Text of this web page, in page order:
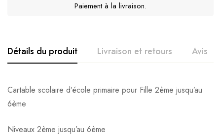
Paiement à la livraison.
Détails du produit Livraison et retours Avis
Cartable scolaire d’école primaire pour Fille 2ème jusqu’au
6ème
Niveaux 2ème jusqu’au 6ème